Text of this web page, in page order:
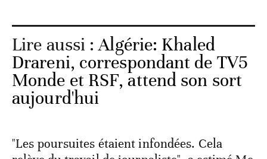
Lire aussi :Algérie: Khaled
Drareni, correspondant de TV5
Monde et RSF, attend son sort
aujourd'hui
"Les poursuites étaient infondées. Cela